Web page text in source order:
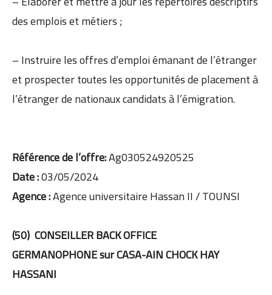
des emplois et métiers ;
– Instruire les offres d’emploi émanant de l’étranger
et prospecter toutes les opportunités de placement à
l’étranger de nationaux candidats à l’émigration.
Référence de l’offre:Ag030524920525
Date :03/05/2024
Agence :Agence universitaire Hassan II / TOUNSI
(50) CONSEILLER BACK OFFICE
GERMANOPHONEsur CASA-AIN CHOCK HAY
HASSANI